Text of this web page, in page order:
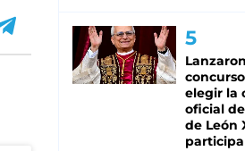
elegir la
oficial
de León